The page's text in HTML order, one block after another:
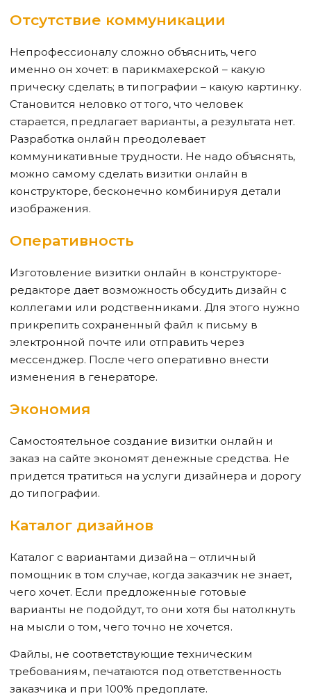
Отсутствие коммуникации
Непрофессионалу сложно объяснить, чего
именно он хочет: в парикмахерской – какую
прическу сделать; в типографии – какую картинку.
Становится неловко от того, что человек
старается, предлагает варианты, а результата нет.
Разработка онлайн преодолевает
коммуникативные трудности. Не надо объяснять,
можно самому сделать визитки онлайн в
конструкторе, бесконечно комбинируя детали
изображения.
Оперативность
Изготовление визитки онлайн в конструкторе-
редакторе дает возможность обсудить дизайн с
коллегами или родственниками. Для этого нужно
прикрепить сохраненный файл к письму в
электронной почте или отправить через
мессенджер. После чего оперативно внести
изменения в генераторе.
Экономия
Самостоятельное создание визитки онлайн и
заказ на сайте экономят денежные средства. Не
придется тратиться на услуги дизайнера и дорогу
до типографии.
Каталог дизайнов
Каталог с вариантами дизайна – отличный
помощник в том случае, когда заказчик не знает,
чего хочет. Если предложенные готовые
варианты не подойдут, то они хотя бы натолкнуть
на мысли о том, чего точно не хочется.
Файлы, не соответствующие техническим
требованиям, печатаются под ответственность
заказчика и при 100% предоплате.